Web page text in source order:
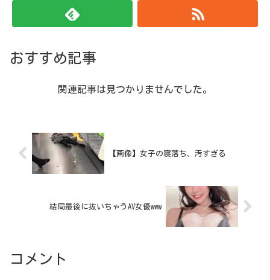
おすすめ記事
関連記事は見つかりませんでした。
【画像】女子の寝落ち、汚すぎる
結局最後に抜いちゃうAV女優www
コメント